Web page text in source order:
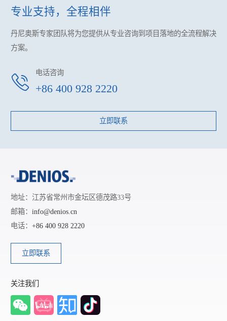
专业支持，全程相伴
丹尼奥斯专家团队将为您提供从专业咨询到项目落地的全流程解决
方案。
电话咨询
+86 400 928 2220
立即联系
地址：江苏省常州市金坛区德茂路33号
邮箱： info@denios.cn
电话： +86 400 928 2220
立即联系
关注我们